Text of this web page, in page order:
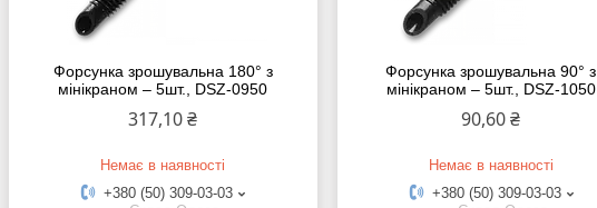
Форсунка зрошувальна 180° з
мінікраном – 5шт., DSZ-0950
317,10 ₴
Немає в наявності
+380 (50) 309-03-03
Форсунка зрошувальна 90° з
мінікраном – 5шт., DSZ-1050
90,60 ₴
Немає в наявності
+380 (50) 309-03-03